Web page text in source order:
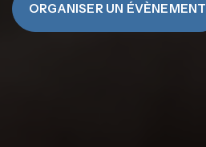
ORGANISER UN ÉVÈNEMENT